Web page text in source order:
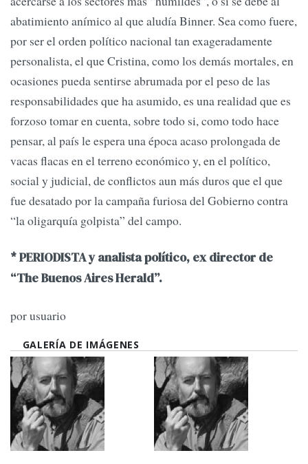
abatimiento anímico al que aludía Binner. Sea como fuere,
por ser el orden político nacional tan exageradamente
personalista, el que Cristina, como los demás mortales, en
ocasiones pueda sentirse abrumada por el peso de las
responsabilidades que ha asumido, es una realidad que es
forzoso tomar en cuenta, sobre todo si, como todo hace
pensar, al país le espera una época acaso prolongada de
vacas flacas en el terreno económico y, en el político,
social y judicial, de conflictos aun más duros que el que
fue desatado por la campaña furiosa del Gobierno contra
“la oligarquía golpista” del campo.
* PERIODISTA y analista político, ex director de
“The Buenos Aires Herald”.
por usuario
GALERÍA DE IMÁGENES